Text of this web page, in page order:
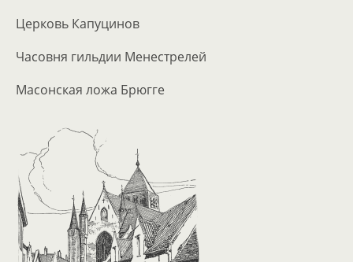
Церковь Капуцинов
Часовня гильдии Менестрелей
Масонская ложа Брюгге